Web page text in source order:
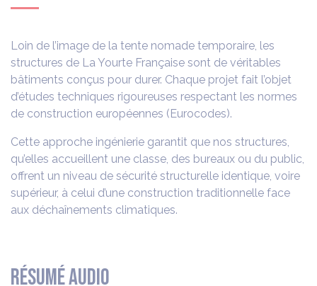
Loin de l’image de la tente nomade temporaire, les
structures de La Yourte Française sont de véritables
bâtiments conçus pour durer. Chaque projet fait l’objet
d’études techniques rigoureuses respectant les normes
de construction européennes (Eurocodes).
Cette approche ingénierie garantit que nos structures,
qu’elles accueillent une classe, des bureaux ou du public,
offrent un niveau de sécurité structurelle identique, voire
supérieur, à celui d’une construction traditionnelle face
aux déchaînements climatiques.
résumé audio